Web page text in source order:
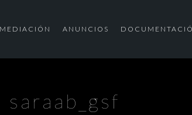
MEDIACIÓN ANUNCIOS